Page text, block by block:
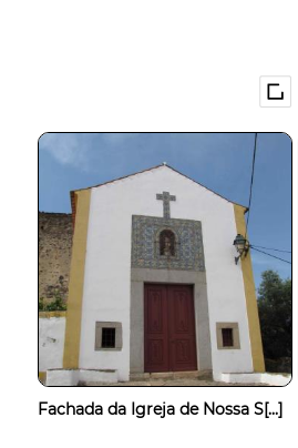
Fachada da Igreja de Nossa S[...]